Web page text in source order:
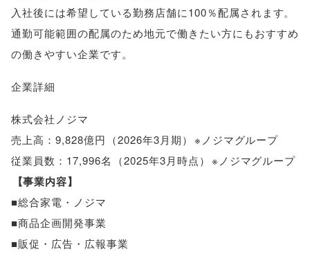
入社後には希望している勤務店舗に100％配属されます。
通勤可能範囲の配属のため地元で働きたい方にもおすすめ
の働きやすい企業です。
企業詳細
株式会社ノジマ
売上高：9,828億円 （2026年3月期） ※ノジマグループ
従業員数：17,996名
（2025年3月時点） ※ノジマグループ
【事業内容】
■総合家電・ノジマ
■商品企画開発事業
■販促・広告・広報事業